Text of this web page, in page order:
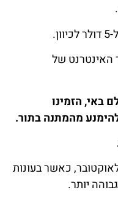
האינטרנט של
באי, הזמינו
מהמתנה בתור.
כאשר בעונות
יותר.